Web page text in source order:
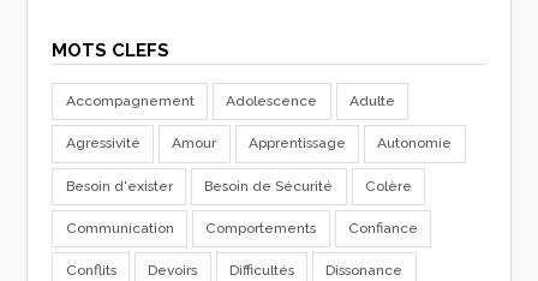
MOTS CLEFS
Accompagnement Adolescence Adulte
Agressivité Amour Apprentissage Autonomie
Besoin d'exister Besoin de Sécurité Colère
Communication Comportements Confiance
Conflits Devoirs Difficultés Dissonance